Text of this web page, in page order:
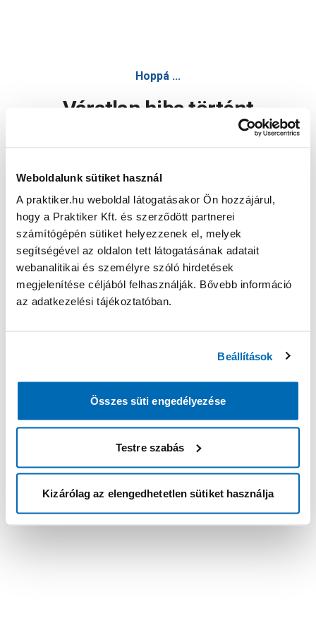
Weboldalunk sütiket használ
A praktiker.hu weboldal látogatásakor Ön hozzájárul,
hogy a Praktiker Kft. és szerződött partnerei
számítógépén sütiket helyezzenek el, melyek
segítségével az oldalon tett látogatásának adatait
webanalitikai és személyre szóló hirdetések
megjelenítése céljából felhasználják. Bővebb információ
az adatkezelési tájékoztatóban.
Beállítások
Összes süti engedélyezése
Testre szabás
Kizárólag az elengedhetetlen sütiket használja
Hoppá ...
Váratlan hiba történt
Oldal újratöltése